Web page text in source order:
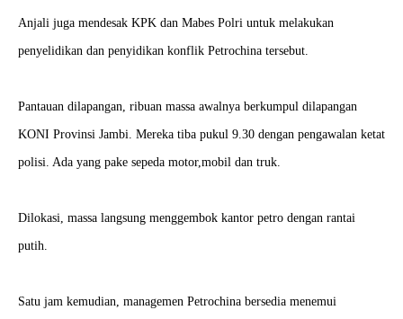
Anjali juga mendesak KPK dan Mabes Polri untuk melakukan
penyelidikan dan penyidikan konflik Petrochina tersebut.
Pantauan dilapangan, ribuan massa awalnya berkumpul dilapangan
KONI Provinsi Jambi. Mereka tiba pukul 9.30 dengan pengawalan ketat
polisi. Ada yang pake sepeda motor,mobil dan truk.
Dilokasi, massa langsung menggembok kantor petro dengan rantai
putih.
Satu jam kemudian, managemen Petrochina bersedia menemui